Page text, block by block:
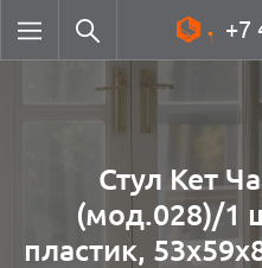
+7
Стул Кет
(мод.028)/1
пластик,